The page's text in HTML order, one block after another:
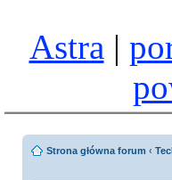
Astra |
Strona główna forum ‹